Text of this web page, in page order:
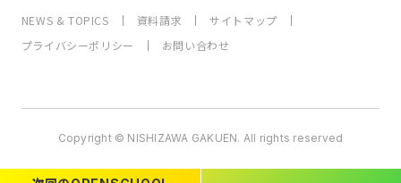
NEWS & TOPICS 資料請求
サイトマップ
プライバシーポリシー
お問い合わせ
Copyright © NISHIZAWA GAKUEN. All rights reserved